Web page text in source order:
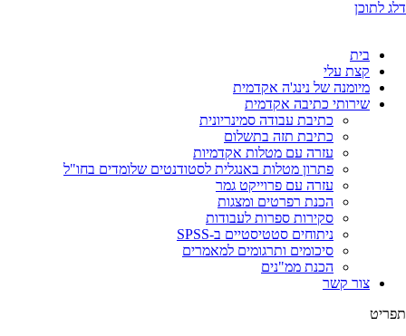
דלג לתוכן
בית
קצת עלי
מיומנה של נינג'ה אקדמית
שירותי כתיבה אקדמית
כתיבת עבודה סמינריונית
כתיבת תזה בתשלום
עזרה עם מטלות אקדמיות
פתרון מטלות באנגלית לסטודנטים שלומדים בחו"ל
עזרה עם פרוייקט גמר
הכנת רפרטים ומצגות
סקירות ספרות לעבודות
ניתוחים סטטיסטיים ב-SPSS
סיכומים ותרגומים למאמרים
הכנת ממ"נים
צור קשר
תפריט